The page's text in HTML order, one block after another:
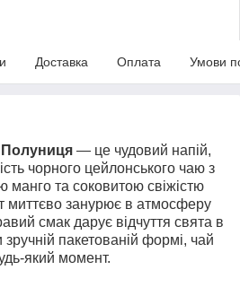
Доставка Оплата Умови
Полуниця — це чудовий напій,
чорного цейлонського чаю з
манго та соковитою свіжістю
миттєво занурює в атмосферу
смак дарує відчуття свята в
пакетованій формі, чай
який момент.